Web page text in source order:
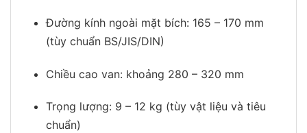
Đường kính ngoài mặt bích: 165 – 170 mm
(tùy chuẩn BS/JIS/DIN)
Chiều cao van: khoảng 280 – 320 mm
Trọng lượng: 9 – 12 kg (tùy vật liệu và tiêu
chuẩn)